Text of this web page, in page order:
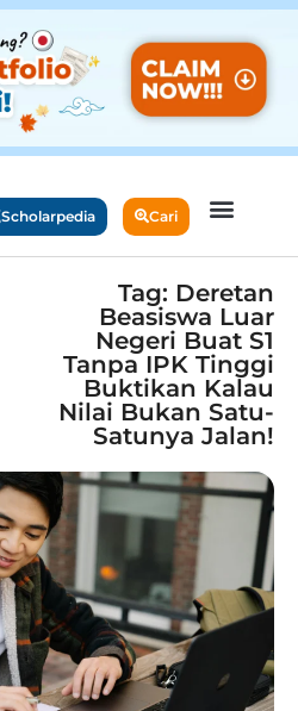
Scholarpedia Cari
Tag: Deretan
Beasiswa Luar
Negeri Buat S1
Tanpa IPK Tinggi
Buktikan Kalau
Nilai Bukan Satu-
Satunya Jalan!